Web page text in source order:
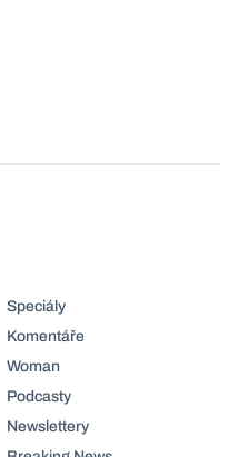
Speciály
Komentáře
Woman
Podcasty
Newslettery